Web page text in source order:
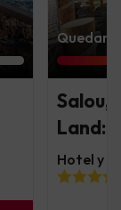
Quedan
Salou,
Land:
Hotel y